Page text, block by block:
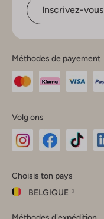
Inscrivez-vous
Méthodes de payement
Volg ons
Instagram
Facebook
TikTok
Choisis ton pays
BELGIQUE
Méthodes d'expédition